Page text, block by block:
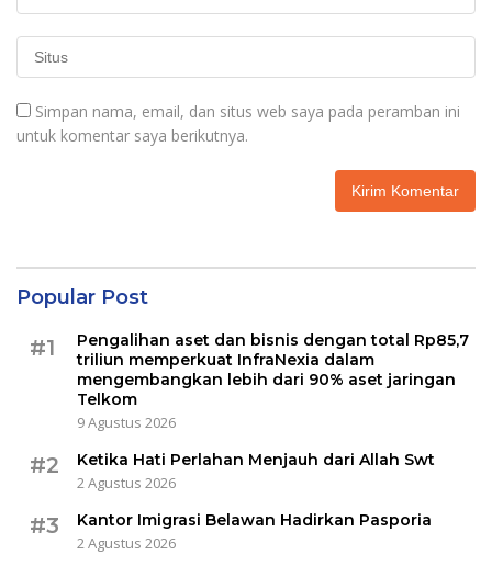
Simpan nama, email, dan situs web saya pada peramban ini
untuk komentar saya berikutnya.
Popular Post
#1
Pengalihan aset dan bisnis dengan total Rp85,7
triliun memperkuat InfraNexia dalam
mengembangkan lebih dari 90% aset jaringan
Telkom
9 Agustus 2026
#2
Ketika Hati Perlahan Menjauh dari Allah Swt
2 Agustus 2026
#3
Kantor Imigrasi Belawan Hadirkan Pasporia
2 Agustus 2026